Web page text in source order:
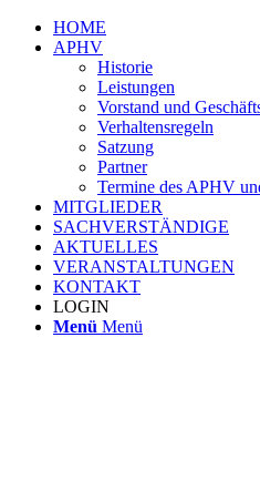
HOME
APHV
Historie
Leistungen
Vorstand und
Verhaltensregeln
Satzung
Partner
Termine des APHV
MITGLIEDER
SACHVERSTÄNDIGE
AKTUELLES
VERANSTALTUNGEN
KONTAKT
LOGIN
Menü Menü